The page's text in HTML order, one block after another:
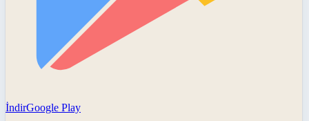
İndirGoogle Play